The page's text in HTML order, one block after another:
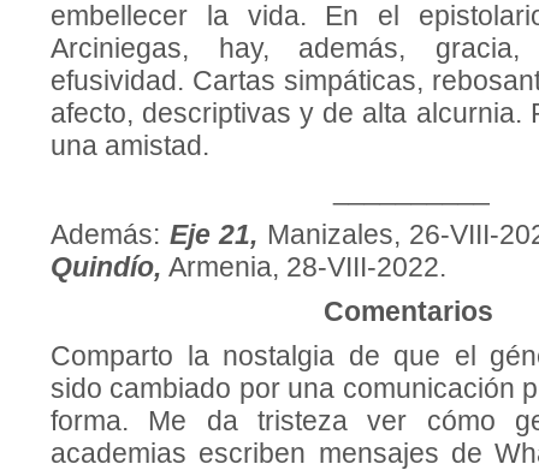
embellecer la vida. En el
Arciniegas, hay, además, gracia,
efusividad. Cartas simpáticas,
afecto, descriptivas y de alta alcurnia.
una amistad.
Además: Eje 21, Manizales, 26-VIII-
Quindío, Armenia, 28-VIII-2022.
Comentarios
Comparto la nostalgia de que el
sido cambiado por una comunicación
forma. Me da tristeza ver cómo
academias escriben mensajes de